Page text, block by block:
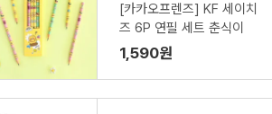
[카카오프렌즈] KF 세이치
즈 6P 연필 세트 춘식이
1,590원